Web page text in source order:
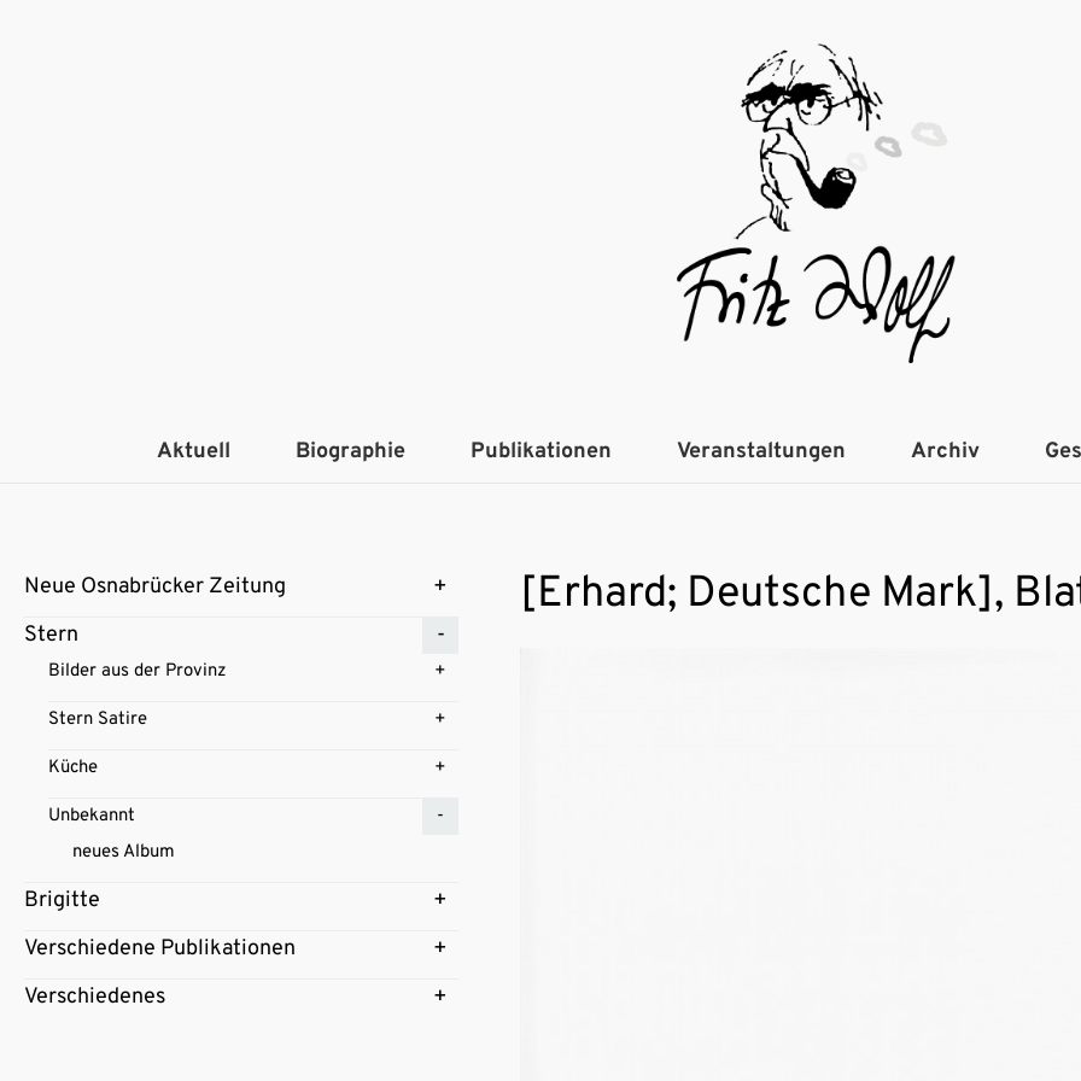
Aktuell Biographie Publikationen Veranstaltungen Archiv
Neue Osnabrücker Zeitung
Stern
Bilder aus der Provinz
Stern Satire
Küche
Unbekannt
neues Album
Brigitte
Verschiedene Publikationen
Verschiedenes
[Erhard; Deutsche Mark],